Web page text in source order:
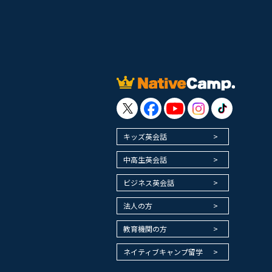
キッズ英会話
中高生英会話
ビジネス英会話
法人の方
教育機関の方
ネイティブキャンプ留学